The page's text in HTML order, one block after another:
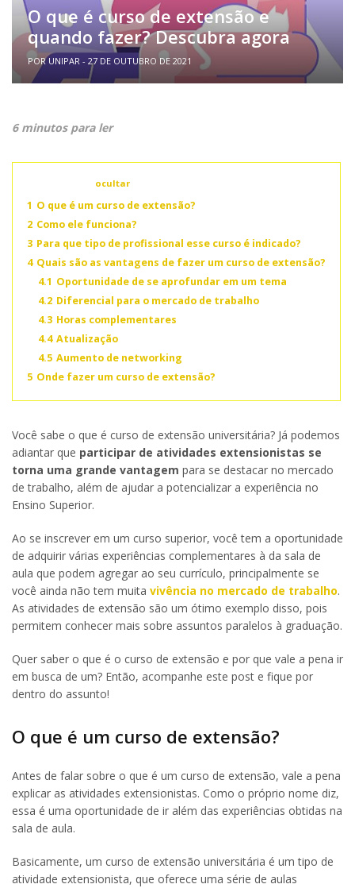
O que é curso de extensão e
quando fazer? Descubra agora
POR UNIPAR - 27 DE OUTUBRO DE 2021
6 minutos para ler
ocultar
1 O que é um curso de extensão?
2 Como ele funciona?
3 Para que tipo de profissional esse curso é indicado?
4 Quais são as vantagens de fazer um curso de extensão?
4.1 Oportunidade de se aprofundar em um tema
4.2 Diferencial para o mercado de trabalho
4.3 Horas complementares
4.4 Atualização
4.5 Aumento de networking
5 Onde fazer um curso de extensão?
Você sabe o que é curso de extensão universitária? Já podemos
adiantar que participar de atividades extensionistas se
torna uma grande vantagem para se destacar no mercado
de trabalho, além de ajudar a potencializar a experiência no
Ensino Superior.
Ao se inscrever em um curso superior, você tem a oportunidade
de adquirir várias experiências complementares à da sala de
aula que podem agregar ao seu currículo, principalmente se
você ainda não tem muita vivência no mercado de trabalho.
As atividades de extensão são um ótimo exemplo disso, pois
permitem conhecer mais sobre assuntos paralelos à graduação.
Quer saber o que é o curso de extensão e por que vale a pena ir
em busca de um? Então, acompanhe este post e fique por
dentro do assunto!
O que é um curso de extensão?
Antes de falar sobre o que é um curso de extensão, vale a pena
explicar as atividades extensionistas. Como o próprio nome diz,
essa é uma oportunidade de ir além das experiências obtidas na
sala de aula.
Basicamente, um curso de extensão universitária é um tipo de
atividade extensionista, que oferece uma série de aulas